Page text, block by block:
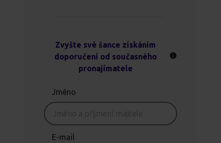
Zvyšte své šance získáním
doporučení od současného
pronajímatele
Jméno
E-mail